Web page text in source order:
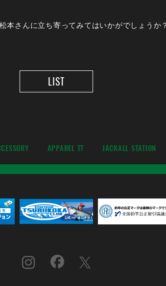
本さんに立ち寄ってみてはいかがでしょうか
LIST
APPAREL TT JACKALL STATION